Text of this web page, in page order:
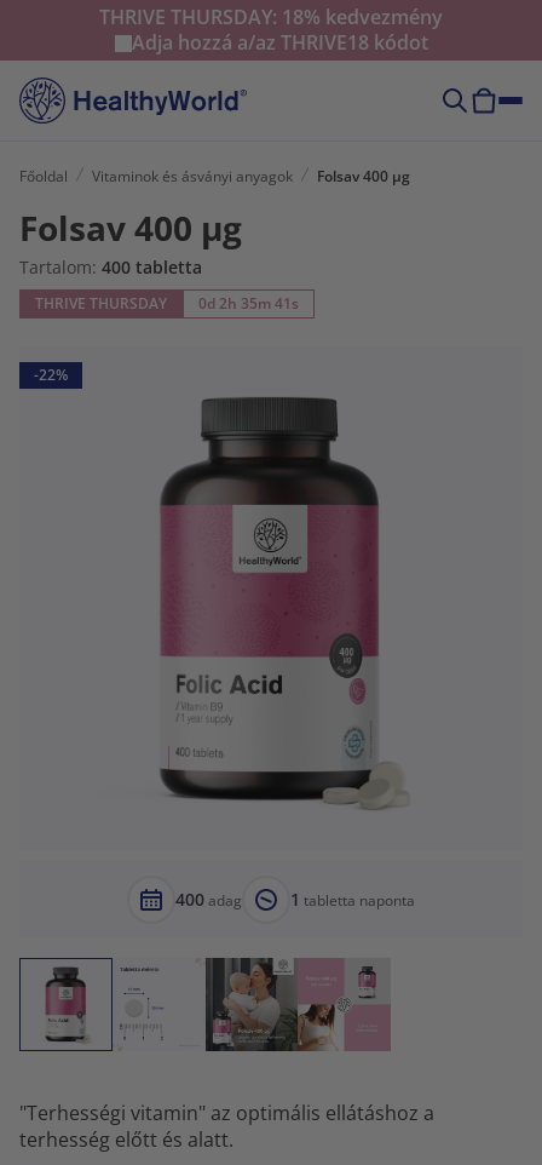
THRIVE THURSDAY: 18% kedvezmény
Adja hozzá a/az THRIVE18 kódot
Főoldal Vitaminok és ásványi anyagok Folsav 400 µg
Folsav 400 µg
Tartalom: 400 tabletta
THRIVE THURSDAY 0d 2h 35m 40s
-22%
400adag 1 tabletta naponta
"Terhességi vitamin" az optimális ellátáshoz a
terhesség előtt és alatt.